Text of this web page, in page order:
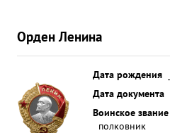
Орден Ленина
Дата рождения
Дата документа
Воинское звание
полковник